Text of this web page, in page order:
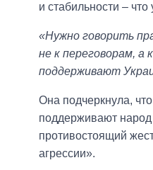
и стабильности –
«Нужно говорить
не к переговорам,
поддерживают
Она подчеркнула,
поддерживают
противостоящий
агрессии».